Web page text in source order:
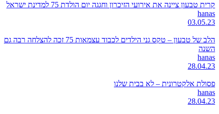
קרית טבעון ציינה את אירועי הזיכרון וחגגה יום הולדת 75 למדינת ישראל
hanas
03.05.23
הלב של טבעון – טקס גני הילדים לכבוד עצמאות 75 זכה להצלחה רבה גם
השנה
hanas
28.04.23
פסולת אלקטרונית – לא בבית שלנו
hanas
28.04.23